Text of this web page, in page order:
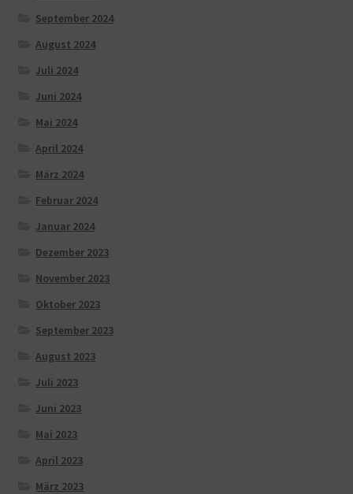
September 2024
August 2024
Juli 2024
Juni 2024
Mai 2024
April 2024
März 2024
Februar 2024
Januar 2024
Dezember 2023
November 2023
Oktober 2023
September 2023
August 2023
Juli 2023
Juni 2023
Mai 2023
April 2023
März 2023